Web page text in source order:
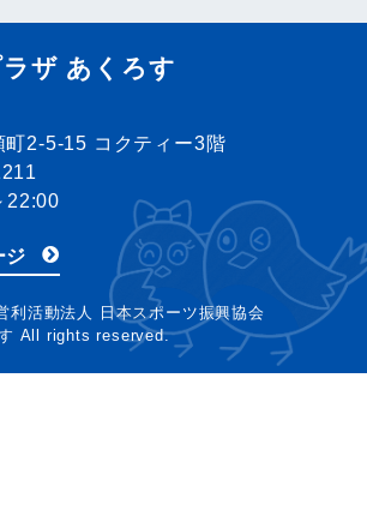
ザ あくろす
町2-5-15 コクティー3階
22:00
ジ
活動法人 日本スポーツ振興協会
All rights reserved.